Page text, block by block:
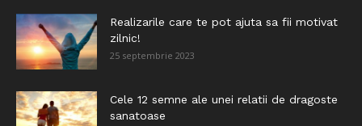
Realizarile care te pot ajuta sa fii motivat
zilnic!
25 septembrie 2023
Cele 12 semne ale unei relatii de dragoste
sanatoase